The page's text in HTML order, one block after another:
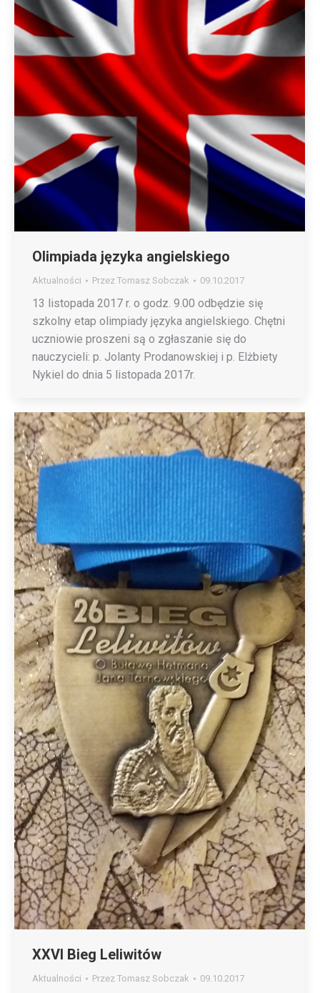
Olimpiada języka angielskiego
Aktualności Przez Tomasz Sobczak 09.10.2017
13 listopada 2017 r. o godz. 9.00 odbędzie się
szkolny etap olimpiady języka angielskiego. Chętni
uczniowie proszeni są o zgłaszanie się do
nauczycieli: p. Jolanty Prodanowskiej i p. Elżbiety
Nykiel do dnia 5 listopada 2017r.
XXVI Bieg Leliwitów
Aktualności Przez Tomasz Sobczak 09.10.2017